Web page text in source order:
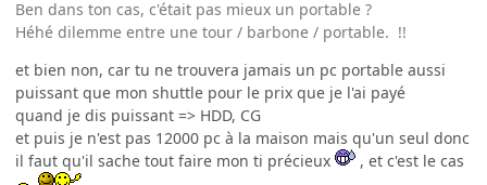
Ben dans ton cas, c'était pas mieux un portable ?
Héhé dilemme entre une tour / barbone / portable. !!
et bien non, car tu ne trouvera jamais un pc portable aussi
puissant que mon shuttle pour le prix que je l'ai payé
quand je dis puissant => HDD, CG
et puis je n'est pas 12000 pc à la maison mais qu'un seul donc
il faut qu'il sache tout faire mon ti précieux
, et c'est le cas